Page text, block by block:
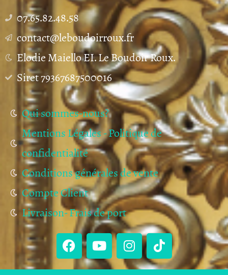
07.65.82.48.58
contact@leboudoirroux.fr
Elodie Maiello EI. Le Boudoir Roux.
Siret 79367687500016
Qui sommes-nous?
Mentions Légales - Politique de
confidentialité
Conditions générales de vente
Compte Client
Livraison- Frais de port